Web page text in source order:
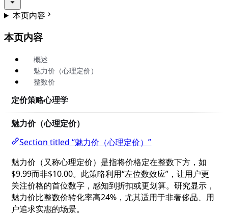
本页内容
本页内容
概述
魅力价（心理定价）
整数价
定价策略心理学
魅力价（心理定价）
Section titled “魅力价（心理定价）”
魅力价（又称心理定价）是指将价格定在整数下方，如
$9.99而非$10.00。此策略利用“左位数效应”，让用户更
关注价格的首位数字，感知到折扣或更划算。研究显示，
魅力价比整数价转化率高24%，尤其适用于非奢侈品、用
户追求实惠的场景。